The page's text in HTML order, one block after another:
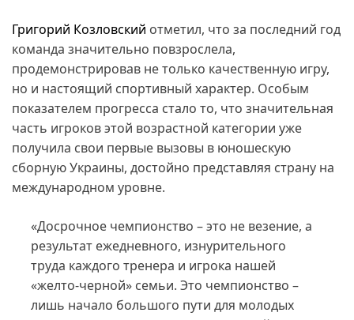
Григорий Козловский отметил, что за последний год
команда значительно повзрослела,
продемонстрировав не только качественную игру,
но и настоящий спортивный характер. Особым
показателем прогресса стало то, что значительная
часть игроков этой возрастной категории уже
получила свои первые вызовы в юношескую
сборную Украины, достойно представляя страну на
международном уровне.
«Досрочное чемпионство – это не везение, а
результат ежедневного, изнурительного
труда каждого тренера и игрока нашей
«желто-черной» семьи. Это чемпионство –
лишь начало большого пути для молодых